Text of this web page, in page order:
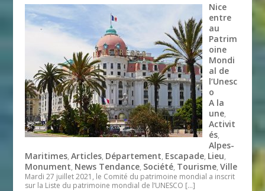
Nice
entre
au
Patrim
oine
Mondi
al de
l’Unesc
o
A la
une,
Activit
és,
Alpes-
Maritimes,Articles, Département, Escapade, Lieu,
Monument, News Tendance, Société, Tourisme,Ville
Mardi 27 juillet 2021, le Comité du patrimoine mondial a inscrit
sur la Liste du patrimoine mondial de l’UNESCO […]